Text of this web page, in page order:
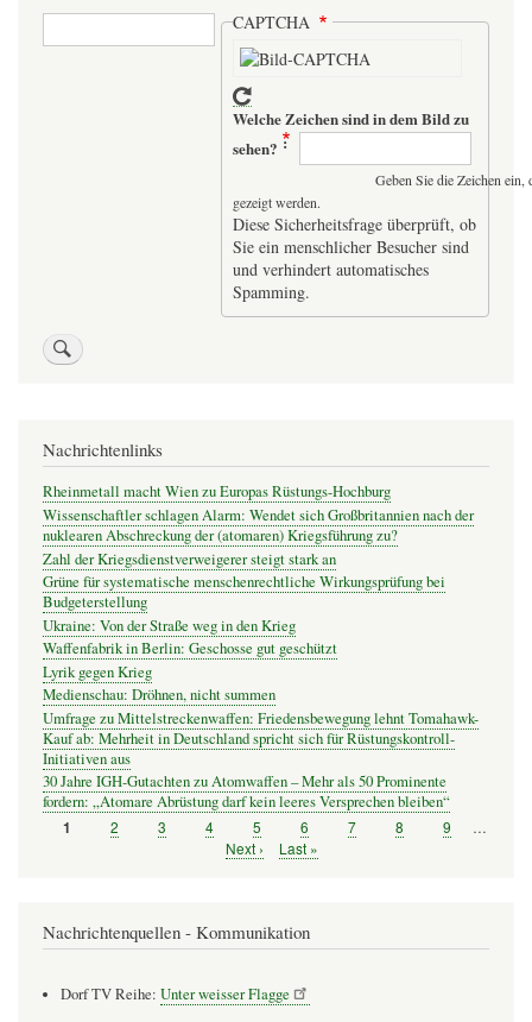
Suche CAPTCHA
Welche Zeichen sind in dem Bild zu
sehen?
Geben Sie die Zeichen
gezeigt werden.
Diese Sicherheitsfrage überprüft, ob
Sie ein menschlicher Besucher sind
und verhindert automatisches
Spamming.
Nachrichtenlinks
Rheinmetall macht Wien zu Europas Rüstungs-Hochburg
Wissenschaftler schlagen Alarm: Wendet sich Großbritannien nach der
nuklearen Abschreckung der (atomaren) Kriegsführung zu?
Zahl der Kriegsdienstverweigerer steigt stark an
Grüne für systematische menschenrechtliche Wirkungsprüfung bei
Budgeterstellung
Ukraine: Von der Straße weg in den Krieg
Waffenfabrik in Berlin: Geschosse gut geschützt
Lyrik gegen Krieg
Medienschau: Dröhnen, nicht summen
Umfrage zu Mittelstreckenwaffen: Friedensbewegung lehnt Tomahawk-
Kauf ab: Mehrheit in Deutschland spricht sich für Rüstungskontroll-
Initiativen aus
30 Jahre IGH-Gutachten zu Atomwaffen – Mehr als 50 Prominente
fordern: „Atomare Abrüstung darf kein leeres Versprechen bleiben“
Seitennummerierung
Seite
1 Seite
2 Seite
3 Seite
4 Seite
5 Seite
6 Seite
7 Seite
8 Seite
9
…
Nächste
Next ›
Letzte
Last »
Nachrichtenquellen - Kommunikation
Dorf TV Reihe: Unter weisser Flagge